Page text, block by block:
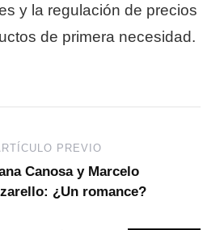
y la regulación de precios
de primera necesidad.
PREVIO
Canosa y Marcelo
¿Un romance?